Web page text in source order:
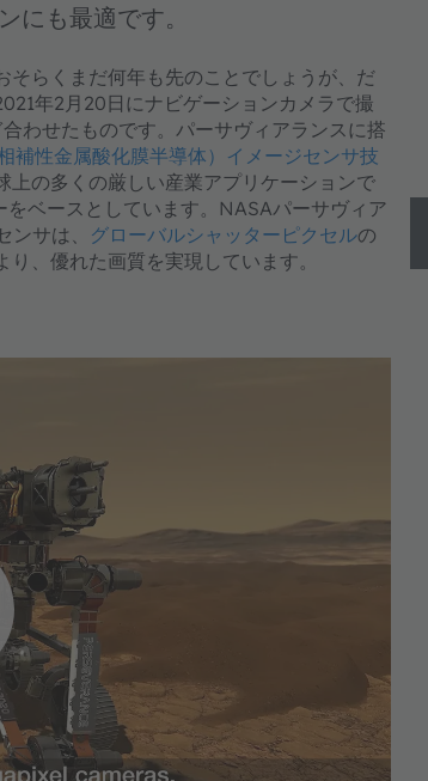
にも最適です。
そらくまだ何年も先のことでしょうが、だ
年2月20日にナビゲーションカメラで撮
わせたものです。パーサヴィアランスに搭
補性金属酸化膜半導体）イメージセンサ技
の多くの厳しい産業アプリケーションで
ベースとしています。NASAパーサヴィア
サは、 グローバルシャッターピクセルの
、優れた画質を実現しています。
ビスを
様の同意
使い、お客様の
集する可能性の
す。詳細を確認
してください。